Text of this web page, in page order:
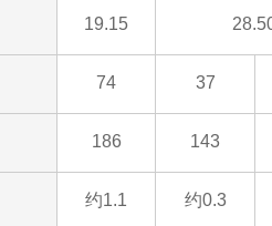
19.15
74 37
186 143
约1.1 约0.3